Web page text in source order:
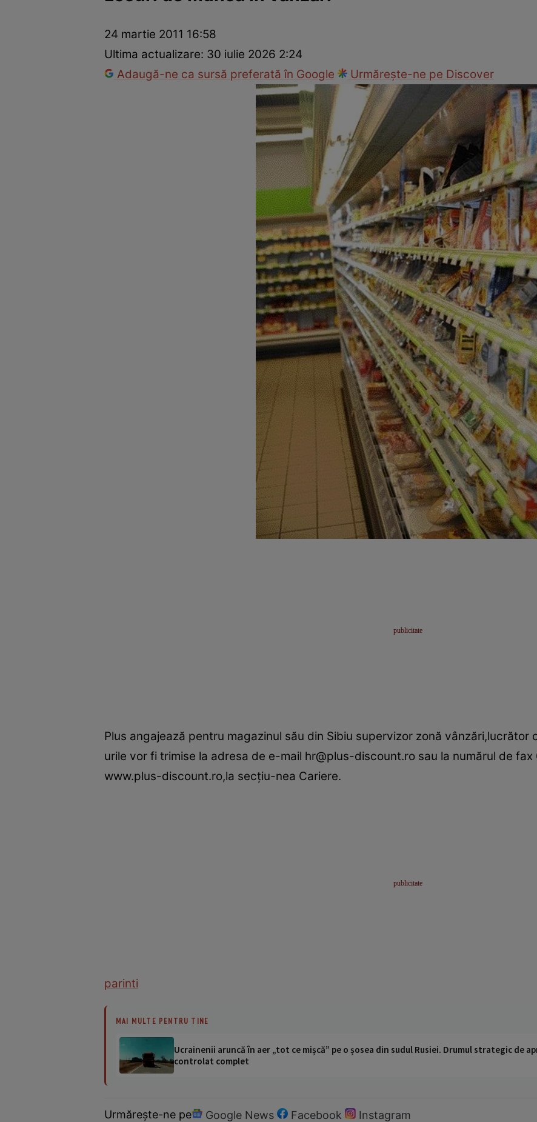
Prevenție și tratamentRemedii naturisteMedicii răspund
24 martie 2011 16:58
Ultima actualizare: 30 iulie 2026 2:24
Adaugă-ne ca sursă preferată în Google
Urmărește-ne pe Discover
Plus angajează pentru magazinul său din Sibiu supervizor zonă vânzări,lucrător
urile vor fi trimise la adresa de e-mail hr@plus-discount.ro sau la numărul de
www.plus-discount.ro,la secţiu-nea Cariere.
parinti
MAI MULTE PENTRU TINE
Ucrainenii aruncă în aer „tot ce mișcă” pe o șosea din sudul Rusiei. Drumul strategic de
controlat complet
Urmărește-ne pe Google News Facebook Instagram